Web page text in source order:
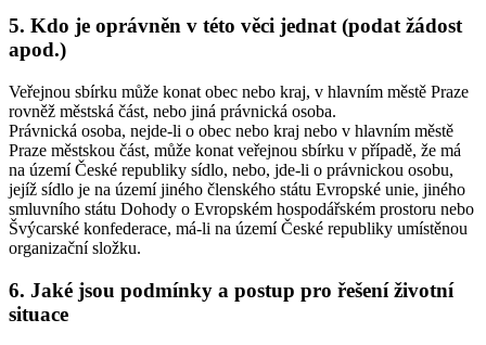
5. Kdo je oprávněn v této věci jednat (podat žádost
apod.)
Veřejnou sbírku může konat obec nebo kraj, v hlavním městě Praze
rovněž městská část, nebo jiná právnická osoba.
Právnická osoba, nejde-li o obec nebo kraj nebo v hlavním městě
Praze městskou část, může konat veřejnou sbírku v případě, že má
na území České republiky sídlo, nebo, jde-li o právnickou osobu,
jejíž sídlo je na území jiného členského státu Evropské unie, jiného
smluvního státu Dohody o Evropském hospodářském prostoru nebo
Švýcarské konfederace, má-li na území České republiky umístěnou
organizační složku.
6. Jaké jsou podmínky a postup pro řešení životní
situace